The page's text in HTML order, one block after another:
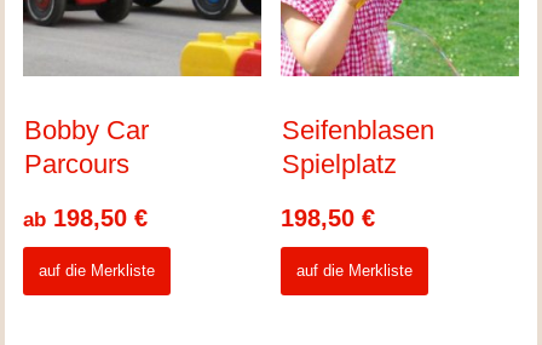
Bobby Car
Parcours
ab 198,50€
auf die Merkliste
Seifenblasen
Spielplatz
198,50€
auf die Merkliste